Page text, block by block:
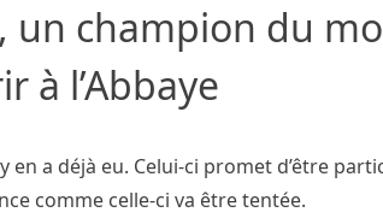
un champion du
à l’Abbaye
a déjà eu. Celui-ci promet d’être
comme celle-ci va être tentée.